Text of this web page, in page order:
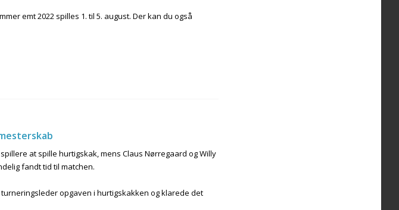
emt 2022 spilles 1. til 5. august. Der kan du også
at spille hurtigskak, mens Claus Nørregaard og Willy
fandt tid til matchen.
opgaven i hurtigskakken og klarede det